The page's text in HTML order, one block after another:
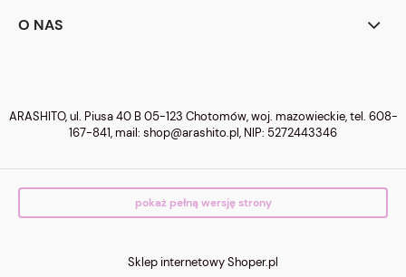
O NAS
ARASHITO, ul. Piusa 40 B 05-123 Chotomów, woj. mazowieckie, tel. 608-
167-841, mail: shop@arashito.pl, NIP: 5272443346
pokaż pełną wersję strony
Sklep internetowy Shoper.pl